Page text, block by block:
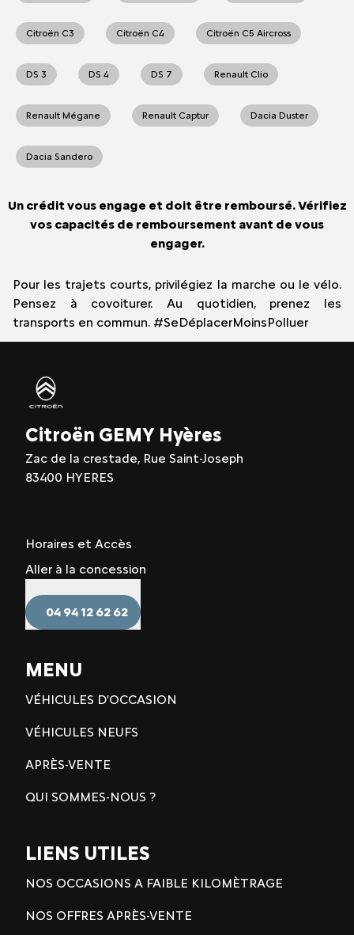
Citroën C3 Citroën C4 Citroën C5 Aircross
DS 3 DS 4 DS 7 Renault Clio
Renault Mégane Renault Captur Dacia Duster
Dacia Sandero
Un crédit vous engage et doit être remboursé. Vérifiez
vos capacités de remboursement avant de vous
engager.
Pour les trajets courts, privilégiez la marche ou le vélo.
Pensez à covoiturer. Au quotidien, prenez les
transports en commun. #SeDéplacerMoinsPolluer
Citroën GEMY Hyères
Zac de la crestade, Rue Saint-Joseph
83400 HYERES
Horaires et Accès
Aller à la concession
04 94 12 62 62
MENU
VÉHICULES D'OCCASION
VÉHICULES NEUFS
APRÈS-VENTE
QUI SOMMES-NOUS ?
LIENS UTILES
NOS OCCASIONS A FAIBLE KILOMÈTRAGE
NOS OFFRES APRÈS-VENTE